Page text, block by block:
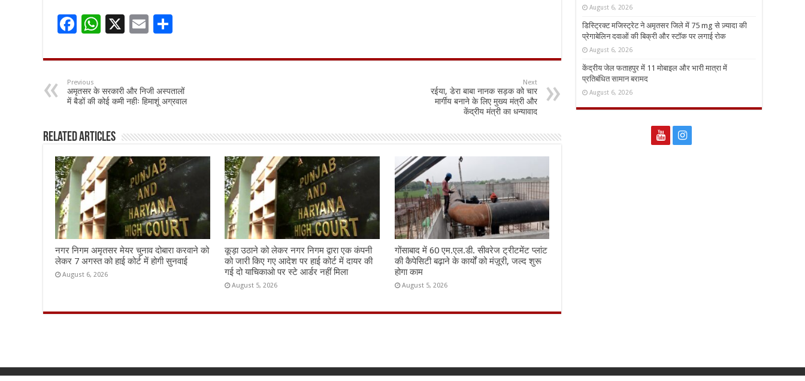
F
e
b
o
k
W
at
p
X
E
ai
l
ar
e
Previous
अमृतसर के सरकारी और निजी अस्पतालों
में बैडों की कोई कमी नहीः हिमाशूं अग्रवाल
Next
रईया, डेरा बाबा नानक सड़क को चार
मार्गीय बनाने के लिए मुख्य मंत्री और
केंद्रीय मंत्री का धन्यावाद
Related Articles
नगर निगम अमृतसर मेयर चुनाव दोबारा करवाने को
लेकर 7 अगस्त को हाई कोर्ट में होगी सुनवाई
August 6, 2026
कूड़ा उठाने को लेकर नगर निगम द्वारा एक कंपनी
को जारी किए गए आदेश पर हाई कोर्ट में दायर की
गई दो याचिकाओ पर स्टे आर्डर नहीं मिला
August 5, 2026
गोंसाबाद में 60 एम.एल.डी. सीवरेज ट्रीटमेंट प्लांट
की कैपेसिटी बढ़ाने के कार्यों को मंज़ूरी, जल्द शुरू
होगा काम
August 5, 2026
August 6, 2026
डिस्ट्रिक्ट मजिस्ट्रेट ने अमृतसर जिले में 75 mg से ज़्यादा की
प्रेगाबेलिन दवाओं की बिक्री और स्टॉक पर लगाई रोक
August 6, 2026
केंद्रीय जेल फताहपुर में 11 मोबाइल और भारी मात्रा में
प्रतिबंधित सामान बरामद
August 6, 2026